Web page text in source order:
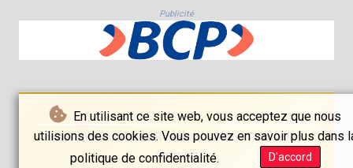
En utilisant ce site web, vous acceptez que nous
utilisions des cookies. Vous pouvez en savoir plus dans
politique de confidentialité.
D'accord
Publicité
© El Comercio De La República - 2026 - Tous droits
réservés